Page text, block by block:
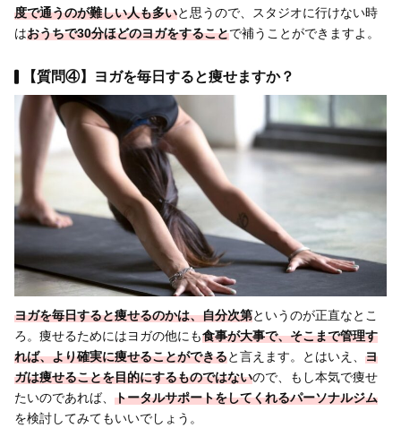
度で通うのが難しい人も多いと思うので、スタジオに行けない時
はおうちで30分ほどのヨガをすることで補うことができますよ。
【質問④】ヨガを毎日すると痩せますか？
ヨガを毎日すると痩せるのかは、自分次第というのが正直なとこ
ろ。痩せるためにはヨガの他にも食事が大事で、そこまで管理す
れば、より確実に痩せることができると言えます。とはいえ、 ヨ
ガは痩せることを目的にするものではないので、もし本気で痩せ
たいのであれば、 トータルサポートをしてくれるパーソナルジム
を検討してみてもいいでしょう。